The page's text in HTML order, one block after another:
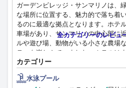
ガーデンビレッジ・サンマリノは、
な場所に位置する、魅力的で落ち着
るのに最適な拠点となります。ホテ
車場があり、サンマリノの中心部に
ルや遊び場、動物がいる小さな農場
ティを楽しんでいました。ホテルは
優れたサービスと施設を提供してい
い環境に感謝し、自由に歩き回る動
バンガローは全体的に良好な状態に
全カテゴリーのレビュ
カテゴリー
水泳プール